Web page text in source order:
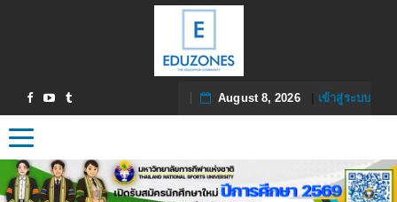
August 8, 2026| เข้าสู่ระบบ
Toggle navigation